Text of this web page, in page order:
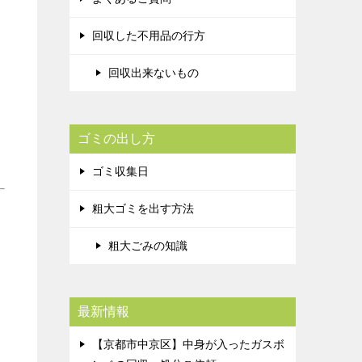
回収した不用品の行方
回収出来ないもの
ゴミの出し方
ゴミ収集日
粗大ゴミを出す方法
粗大ごみの知識
最新情報
【京都市中京区】中身が入ったガスボ